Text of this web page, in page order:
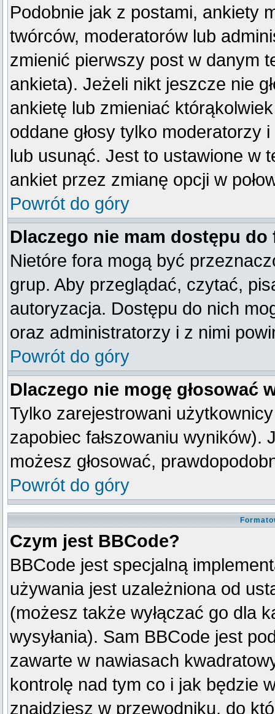
Podobnie jak z postami, ankiety
twórców, moderatorów lub
zmienić pierwszy post w danym
ankieta). Jeżeli nikt jeszcze nie
ankietę lub zmieniać
oddane głosy tylko moderatorzy
lub usunąć. Jest to ustawione w
ankiet przez zmianę opcji w
Powrót do góry
Dlaczego nie mam dostępu do
Nietóre fora mogą być
grup. Aby przeglądać, czytać,
autoryzacja. Dostępu do nich
oraz administratorzy i z nimi
Powrót do góry
Dlaczego nie mogę głosować
Tylko zarejestrowani
zapobiec fałszowaniu wyników).
możesz głosować,
Powrót do góry
Czym jest BBCode?
BBCode jest specjalną
używania jest uzależniona od
(możesz także wyłączać go dla
wysyłania). Sam BBCode jest
zawarte w nawiasach
kontrolę nad tym co i jak będzie
znajdziesz w przewodniku, do